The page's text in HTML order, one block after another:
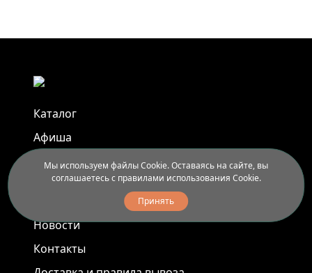
Каталог
Афиша
Арт-пленэры
Услуги
Новости
Контакты
Мы используем файлы Cookie. Оставаясь на сайте, вы
соглашаетесь с правилами использования Cookie.
Принять